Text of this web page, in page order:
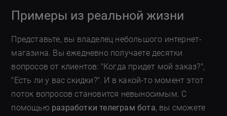
Примеры из реальной жизни
Представьте, вы владелец небольшого интернет-
магазина. Вы ежедневно получаете десятки
вопросов от клиентов: "Когда придет мой заказ?",
"Есть ли у вас скидки?". И в какой-то момент этот
поток вопросов становится невыносимым. С
помощью разработки телеграм бота, вы сможете